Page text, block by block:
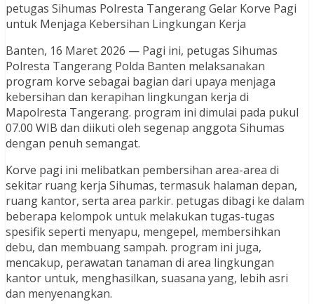
petugas Sihumas Polresta Tangerang Gelar Korve Pagi
untuk Menjaga Kebersihan Lingkungan Kerja
Banten, 16 Maret 2026 — Pagi ini, petugas Sihumas
Polresta Tangerang Polda Banten melaksanakan
program korve sebagai bagian dari upaya menjaga
kebersihan dan kerapihan lingkungan kerja di
Mapolresta Tangerang. program ini dimulai pada pukul
07.00 WIB dan diikuti oleh segenap anggota Sihumas
dengan penuh semangat.
Korve pagi ini melibatkan pembersihan area-area di
sekitar ruang kerja Sihumas, termasuk halaman depan,
ruang kantor, serta area parkir. petugas dibagi ke dalam
beberapa kelompok untuk melakukan tugas-tugas
spesifik seperti menyapu, mengepel, membersihkan
debu, dan membuang sampah. program ini juga,
mencakup, perawatan tanaman di area lingkungan
kantor untuk, menghasilkan, suasana yang, lebih asri
dan menyenangkan.